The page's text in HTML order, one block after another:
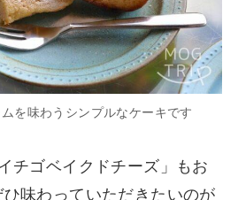
を味わうシンプルなケーキです
チゴベイクドチーズ」もお
味わっていただきたいのが